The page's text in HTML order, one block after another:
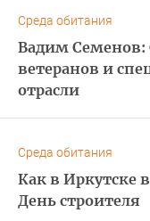
Среда обитания
Вадим Семенов:
ветеранов и
отрасли
Среда обитания
Как в Иркутске
День строителя